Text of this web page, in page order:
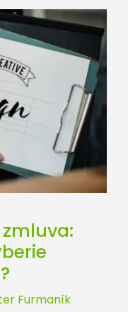
Furmaník